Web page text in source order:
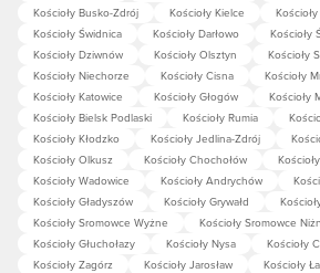
Kościoły Busko-Zdrój
Kościoły Kielce
Kościoły Świdnica
Kościoły Darłowo
Kościoły
Kościoły Dziwnów
Kościoły Olsztyn
Kościoły
Kościoły Niechorze
Kościoły Cisna Kościoły
Kościoły Katowice
Kościoły Głogów
Kościoły
Kościoły Bielsk Podlaski
Kościoły Rumia
Kościoły Kłodzko
Kościoły Jedlina-Zdrój
Kościoły Olkusz
Kościoły Chochołów
Kościoły Wadowice
Kościoły Andrychów
Kościoły Gładyszów
Kościoły Grywałd
Kościoły Sromowce Wyżne
Kościoły Sromowce
Kościoły Głuchołazy
Kościoły Nysa Kościoły
Kościoły Zagórz
Kościoły Jarosław
Kościoły